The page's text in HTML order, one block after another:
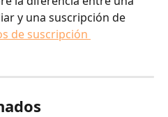
y una suscripción de
de suscripción